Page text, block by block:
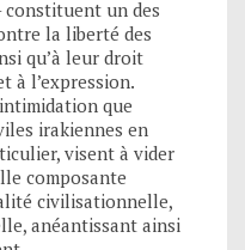
constituent un des
la liberté des
qu’à leur droit
à l’expression.
que
irakiennes en
visent à vider
composante
civilisationnelle,
anéantissant ainsi